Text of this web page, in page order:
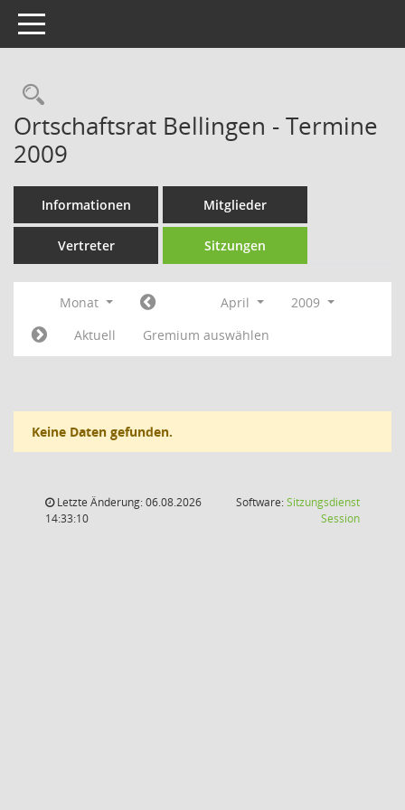
Toggle navigation
Rechercheauswahl
Ortschaftsrat Bellingen - Termine
2009
Informationen Mitglieder
Vertreter Sitzungen
Monat April
2009
Aktuell
Gremium auswählen
Keine Daten gefunden.
Letzte Änderung: 06.08.2026
14:33:10
Software:Sitzungsdienst
Session(Wird in